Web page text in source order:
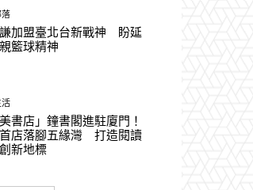
落
加盟臺北台新戰神 盼延
籃球精神
活
美書店」鐘書閣進駐廈門！
店落腳五緣灣 打造閱讀
新地標